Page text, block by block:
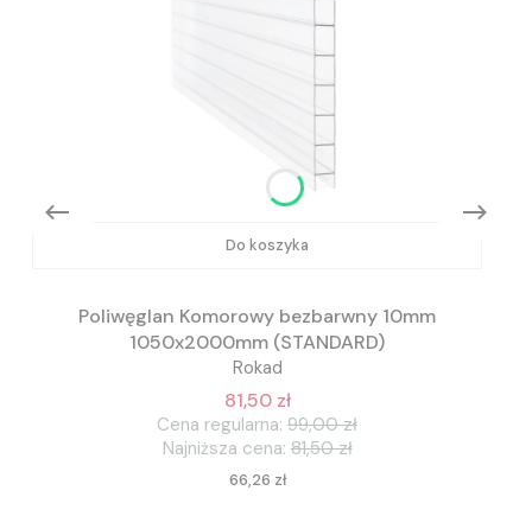
Do koszyka
Poliwęglan Komorowy bezbarwny 10mm
1050x2000mm (STANDARD)
Rokad
81,50 zł
Cena regularna: 99,00 zł
Najniższa cena: 81,50 zł
Cena
66,26 zł